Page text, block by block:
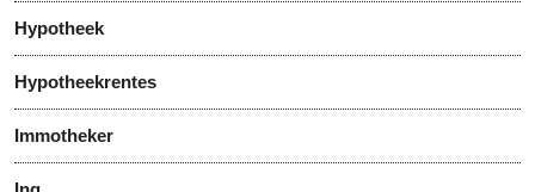
Hypotheek
Hypotheekrentes
Immotheker